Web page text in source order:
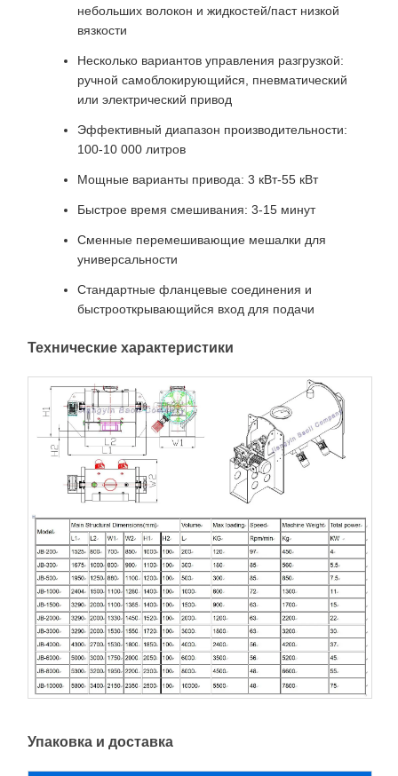
небольших волокон и жидкостей/паст низкой
вязкости
Несколько вариантов управления разгрузкой:
ручной самоблокирующийся, пневматический
или электрический привод
Эффективный диапазон производительности:
100-10 000 литров
Мощные варианты привода: 3 кВт-55 кВт
Быстрое время смешивания: 3-15 минут
Сменные перемешивающие мешалки для
универсальности
Стандартные фланцевые соединения и
быстрооткрывающийся вход для подачи
Технические характеристики
Упаковка и доставка